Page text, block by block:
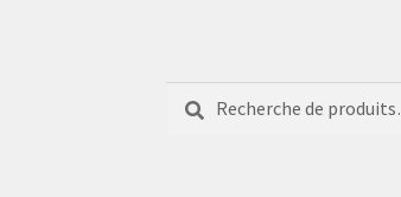
Recherche
pour :
Recherche